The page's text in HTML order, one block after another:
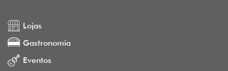
Lojas
Gastronomia
Eventos